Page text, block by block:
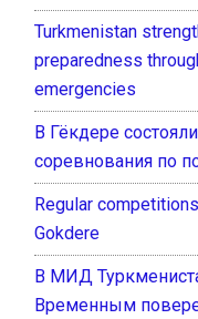
Turkmenistan
preparedness
emergencies
В Гёкдере
соревнования по
Regular
Gokdere
В МИД
Временным